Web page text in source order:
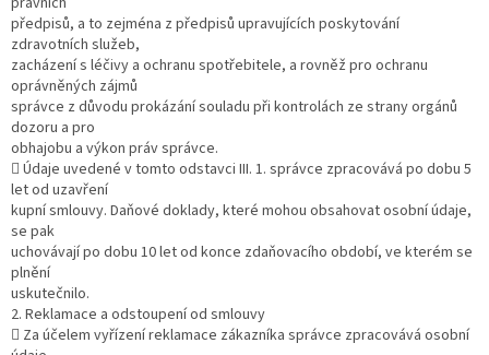
předpisů, a to zejména z předpisů upravujících poskytování
zdravotních služeb,
zacházení s léčivy a ochranu spotřebitele, a rovněž pro ochranu
oprávněných zájmů
správce z důvodu prokázání souladu při kontrolách ze strany orgánů
dozoru a pro
obhajobu a výkon práv správce.
 Údaje uvedené v tomto odstavci III. 1. správce zpracovává po dobu 5
let od uzavření
kupní smlouvy. Daňové doklady, které mohou obsahovat osobní údaje,
se pak
uchovávají po dobu 10 let od konce zdaňovacího období, ve kterém se
plnění
uskutečnilo.
2. Reklamace a odstoupení od smlouvy
 Za účelem vyřízení reklamace zákazníka správce zpracovává osobní